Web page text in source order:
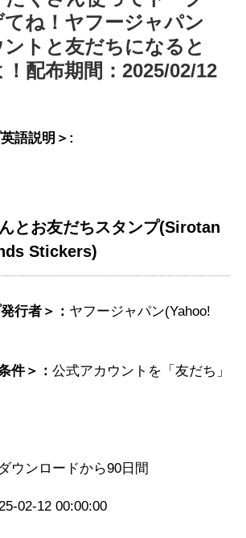
ね！ヤフージャパン
トと友だちになると
配布期間：2025/02/12
語説明＞:
とお友だちスタンプ(Sirotan
Stickers)
行者＞： ヤフージャパン(Yahoo!
件＞： 公式アカウントを「友だち」
ダウンロードから90日間
02-12 00:00:00